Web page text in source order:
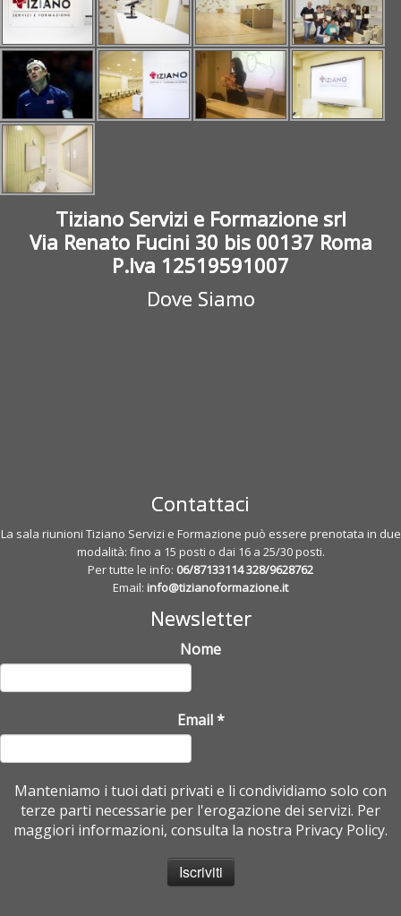
Tiziano Servizi e Formazione srl
Via Renato Fucini 30 bis 00137 Roma
P.Iva 12519591007
Dove Siamo
Contattaci
La sala riunioni Tiziano Servizi e Formazione può essere prenotata in due
modalità: fino a 15 posti o dai 16 a 25/30 posti.
Per tutte le info: 06/87133114328/9628762
Email: info@tizianoformazione.it
Newsletter
Nome
Email*
Manteniamo i tuoi dati privati e li condividiamo solo con
terze parti necessarie per l'erogazione dei servizi. Per
maggiori informazioni, consulta la nostra Privacy Policy.